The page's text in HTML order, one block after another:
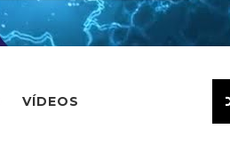
VÍDEOS